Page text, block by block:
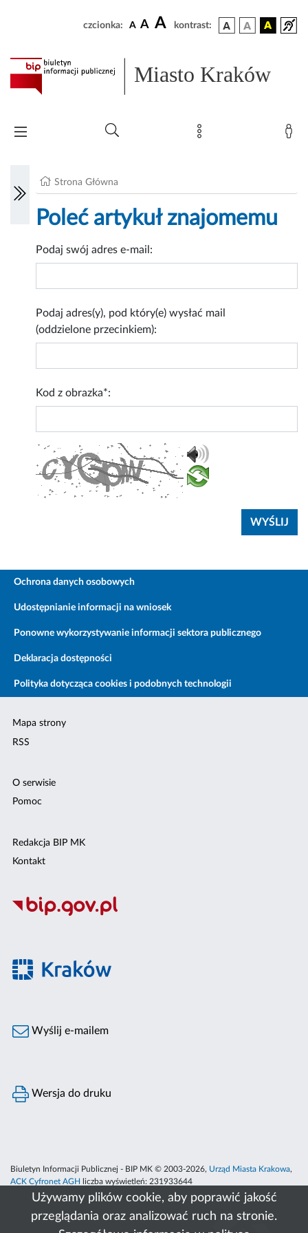
Używamy plików cookie, aby poprawić jakość
przeglądania oraz analizować ruch na stronie.
czcionka: A A A kontrast:
Miasto Kraków
Strona Główna
Poleć artykuł znajomemu
Podaj swój adres e-mail:
Podaj adres(y), pod który(e) wysłać mail
(oddzielone przecinkiem):
Kod z obrazka*:
Ochrona danych osobowych
Udostępnianie informacji na wniosek
Ponowne wykorzystywanie informacji sektora publicznego
Deklaracja dostępności
Polityka dotycząca cookies i podobnych technologii
Mapa strony
RSS
O serwisie
Pomoc
Redakcja BIP MK
Kontakt
Wyślij e-mailem
Wersja do druku
Biuletyn Informacji Publicznej - BIP MK © 2003-2026, Urząd Miasta Krakowa,
ACK Cyfronet AGH
liczba wyświetleń: 231933644